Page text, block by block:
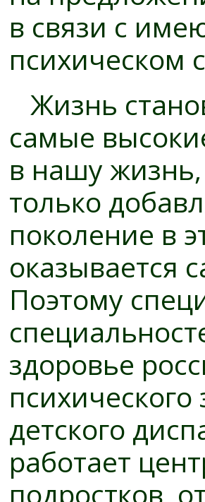
в связи с
психическом
Жизнь
самые
в нашу
только
поколение в
оказывается
Поэтому
здоровье
детского
работает
подростков,